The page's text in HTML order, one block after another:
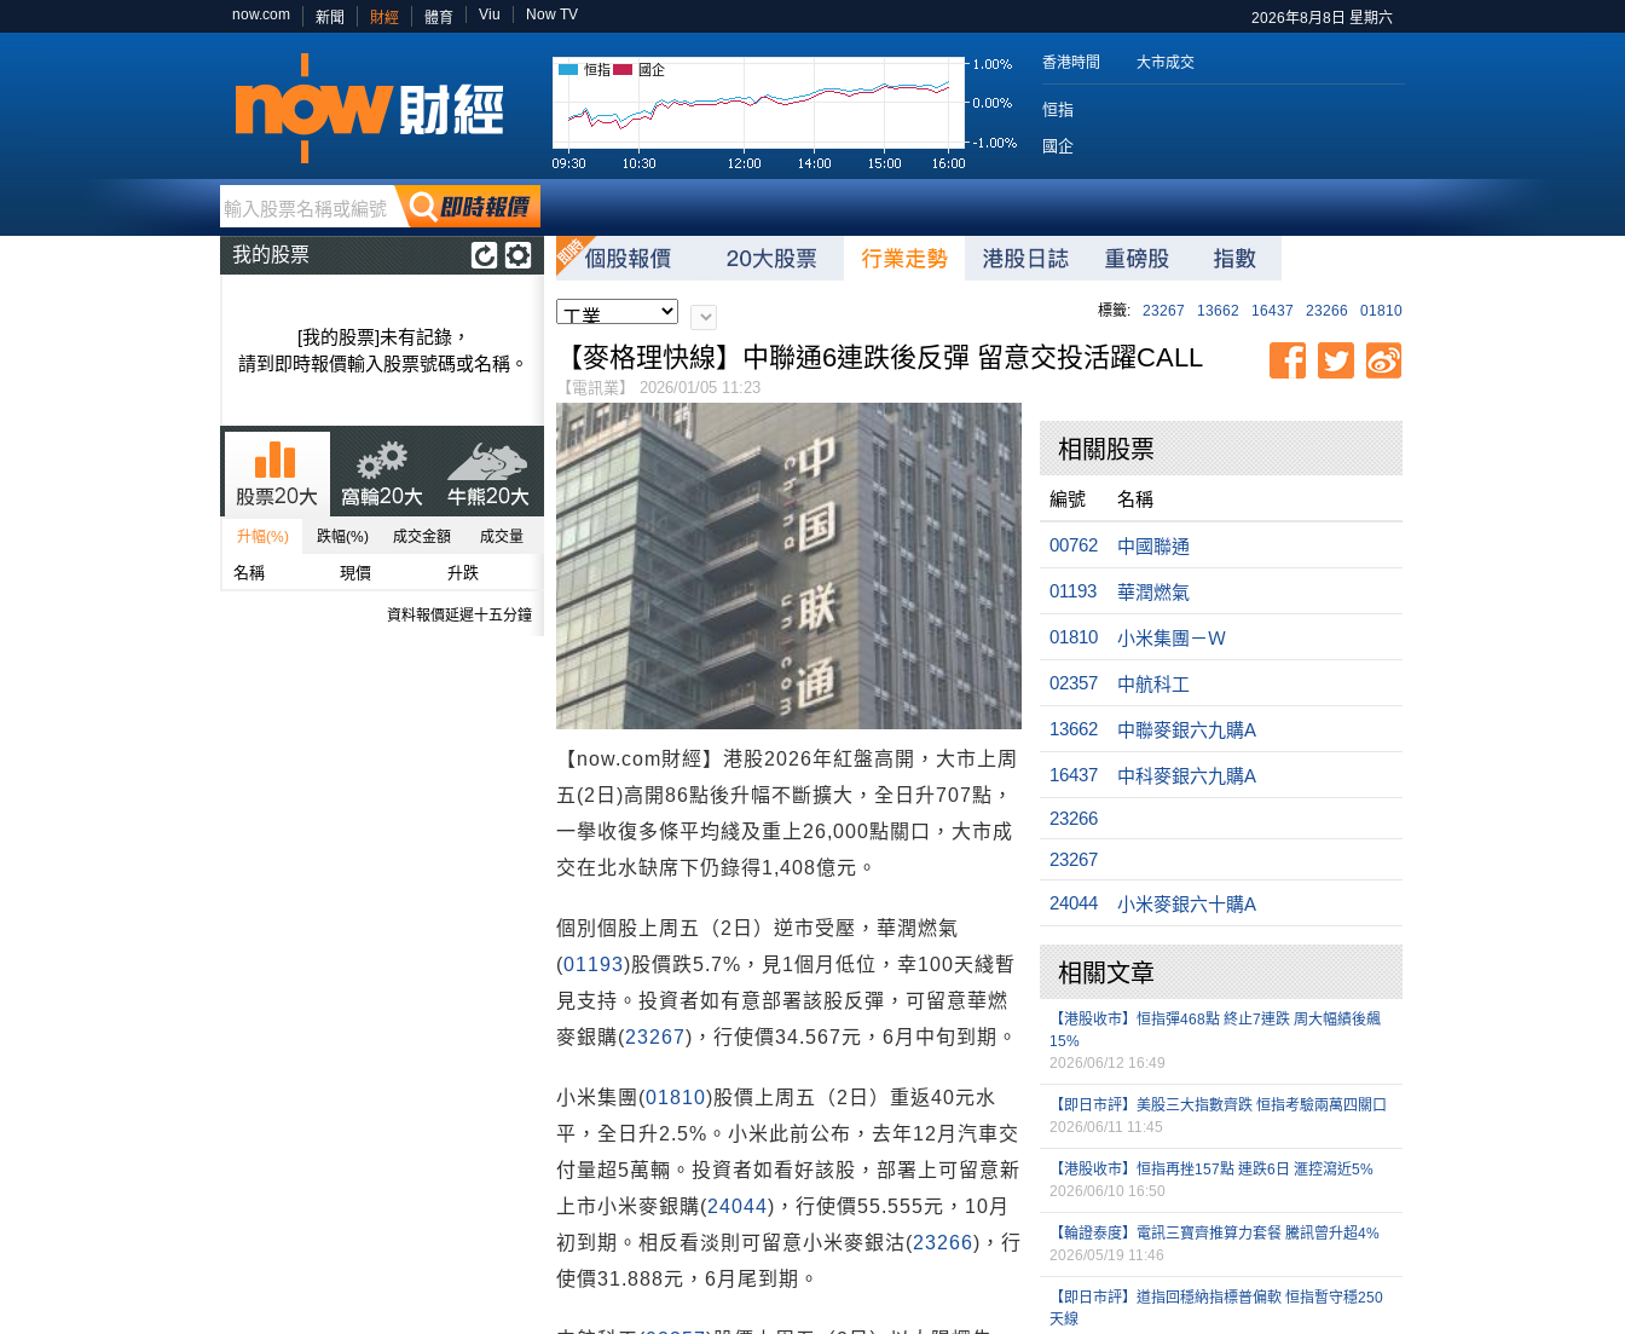
2026年8月8日 星期六
now.com 新聞 財經 體育 Viu Now TV
恒指 國企 香港時間 大市成交
恒指
國企
輸入股票名稱或編號
我的股票
[我的股票]未有記錄，
請到即時報價輸入股票號碼或名稱。
升幅(%) 跌幅(%) 成交金額 成交量
名稱 現價 升跌
資料報價延遲十五分鐘
標籤: 23267 13662 16437 23266 01810
【麥格理快線】中聯通6連跌後反彈 留意交投活躍CALL
【電訊業】 2026/01/05 11:23
【now.com財經】港股2026年紅盤高開，大市上周
五(2日)高開86點後升幅不斷擴大，全日升707點，
一擧收復多條平均綫及重上26,000點關口，大市成
交在北水缺席下仍錄得1,408億元。
個別個股上周五（2日）逆市受壓，華潤燃氣
(01193)股價跌5.7%，見1個月低位，幸100天綫暫
見支持。投資者如有意部署該股反彈，可留意華燃
麥銀購(23267)，行使價34.567元，6月中旬到期。
小米集團(01810)股價上周五（2日）重返40元水
平，全日升2.5%。小米此前公布，去年12月汽車交
付量超5萬輛。投資者如看好該股，部署上可留意新
上市小米麥銀購(24044)，行使價55.555元，10月
初到期。相反看淡則可留意小米麥銀沽(23266)，行
使價31.888元，6月尾到期。
相關股票
編號 名稱
00762 中國聯通
01193 華潤燃氣
01810 小米集團－Ｗ
02357 中航科工
13662 中聯麥銀六九購A
16437 中科麥銀六九購A
23266
23267
24044 小米麥銀六十購A
相關文章
【港股收市】恒指彈468點 終止7連跌 周大幅績後飆
15%
2026/06/12 16:49
【即日市評】美股三大指數齊跌 恒指考驗兩萬四關口
2026/06/11 11:45
【港股收市】恒指再挫157點 連跌6日 滙控瀉近5%
2026/06/10 16:50
【輪證泰度】電訊三寶齊推算力套餐 騰訊曾升超4%
2026/05/19 11:46
【即日市評】道指回穩納指標普偏軟 恒指暫守穩250
天線